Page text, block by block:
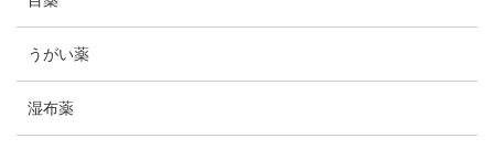
うがい薬
湿布薬